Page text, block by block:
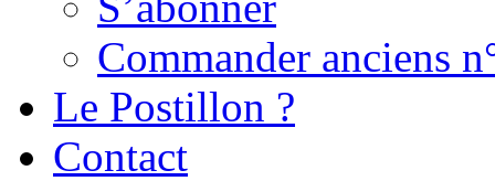
Commander anciens
Le Postillon ?
Contact